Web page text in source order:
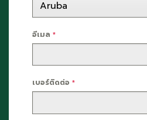
อีเมล *
เบอร์ติดต่อ *